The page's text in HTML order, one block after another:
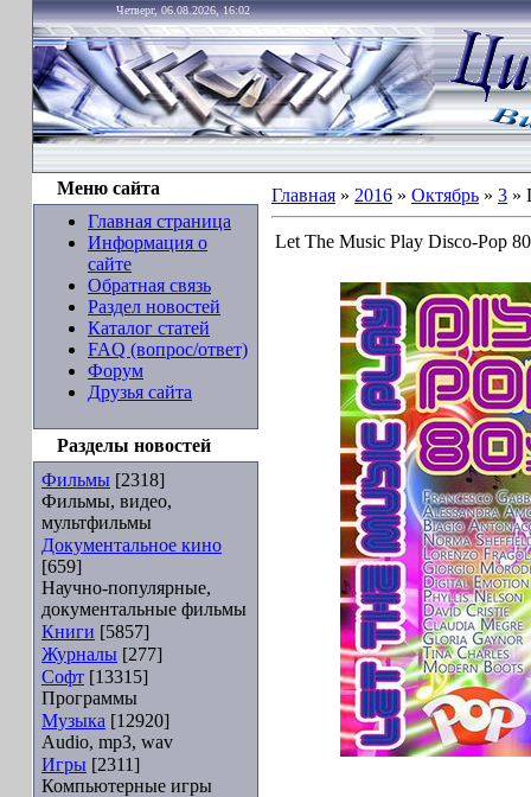
Четверг, 06.08.2026, 16:02
Меню сайта
Главная страница
Информация о
сайте
Обратная связь
Раздел новостей
Каталог статей
FAQ (вопрос/ответ)
Форум
Друзья сайта
Разделы новостей
Фильмы [2318]
Фильмы, видео,
мультфильмы
Документальное кино
[659]
Научно-популярные,
документальные фильмы
Книги [5857]
Журналы [277]
Софт [13315]
Программы
Музыка [12920]
Audio, mp3, wav
Игры [2311]
Компьютерные игры
Главная » 2016 » Октябрь » 3 »
Let The Music Play Disco-Pop